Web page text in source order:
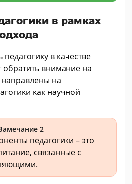
в рамках
педагогику в качестве
обратить внимание на
на
как научной
2
педагогики – это
связанные с